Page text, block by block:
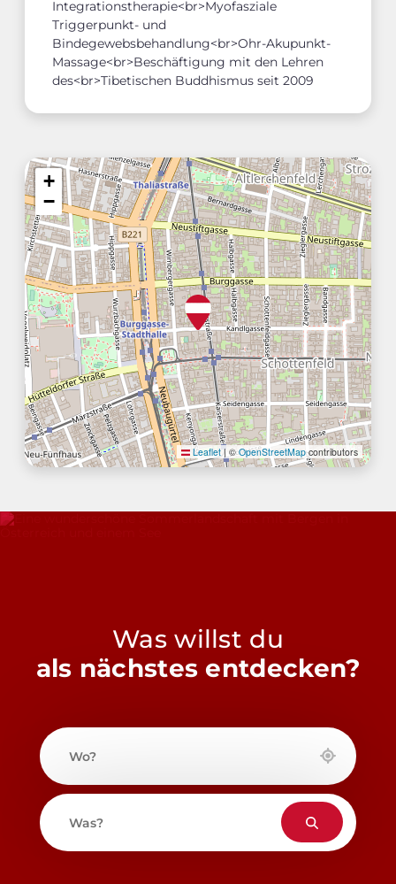
Integrationstherapie<br>Myofasziale
Triggerpunkt- und
Bindegewebsbehandlung<br>Ohr-Akupunkt-
Massage<br>Beschäftigung mit den Lehren
des<br>Tibetischen Buddhismus seit 2009
+
−
Leaflet | ©OpenStreetMapcontributors
Was willst du
als nächstes entdecken?
Wo?
Was?